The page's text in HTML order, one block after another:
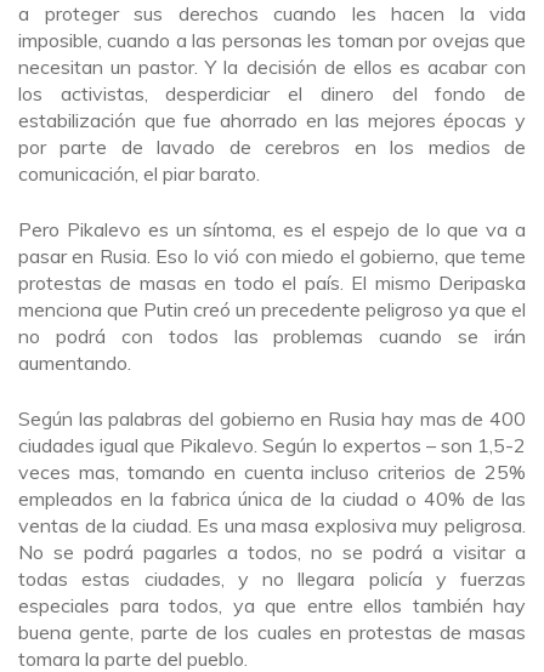
a proteger sus derechos cuando les hacen la vida
imposible, cuando a las personas les toman por ovejas que
necesitan un pastor. Y la decisión de ellos es acabar con
los activistas, desperdiciar el dinero del fondo de
estabilización que fue ahorrado en las mejores épocas y
por parte de lavado de cerebros en los medios de
comunicación, el piar barato.
Pero Pikalevo es un síntoma, es el espejo de lo que va a
pasar en Rusia. Eso lo vió con miedo el gobierno, que teme
protestas de masas en todo el país. El mismo Deripaska
menciona que Putin creó un precedente peligroso ya que el
no podrá con todos las problemas cuando se irán
aumentando.
Según las palabras del gobierno en Rusia hay mas de 400
ciudades igual que Pikalevo. Según lo expertos – son 1,5-2
veces mas, tomando en cuenta incluso criterios de 25%
empleados en la fabrica única de la ciudad o 40% de las
ventas de la ciudad. Es una masa explosiva muy peligrosa.
No se podrá pagarles a todos, no se podrá a visitar a
todas estas ciudades, y no llegara policía y fuerzas
especiales para todos, ya que entre ellos también hay
buena gente, parte de los cuales en protestas de masas
tomara la parte del pueblo.